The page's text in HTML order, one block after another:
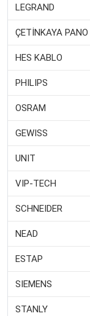
LEGRAND
ÇETİNKAYA PANO
HES KABLO
PHILIPS
OSRAM
GEWISS
UNIT
VIP-TECH
SCHNEIDER
NEAD
ESTAP
SIEMENS
STANLY